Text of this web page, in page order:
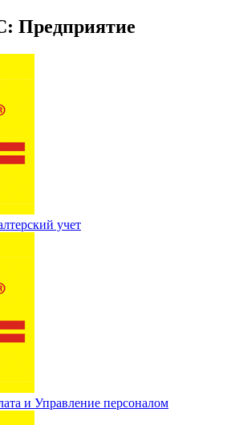
Предприятие
учет
и Управление персоналом